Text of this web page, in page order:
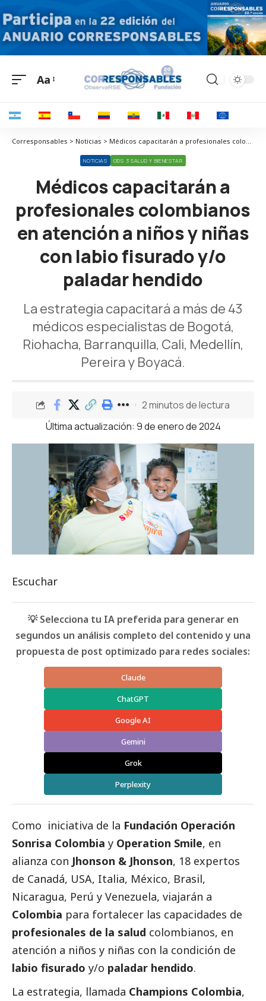
Aa
Corresponsables > Noticias > Médicos capacitarán a profesionales colombianos en atención a niños y niñas con labio fisurado y/o paladar hendido
NOTICIAS ODS 3 SALUD Y BIENESTAR
Médicos capacitarán a
profesionales colombianos
en atención a niños y niñas
con labio fisurado y/o
paladar hendido
La estrategia capacitará a más de 43
médicos especialistas de Bogotá,
Riohacha, Barranquilla, Cali, Medellín,
Pereira y Boyacá.
Última actualización: 9 de enero de 2024
2 minutos de lectura
Escuchar
💡 Selecciona tu IA preferida para generar en
segundos un análisis completo del contenido y una
propuesta de post optimizado para redes sociales:
Claude
ChatGPT
Google AI
Gemini
Grok
Perplexity
Como iniciativa de la Fundación Operación
Sonrisa Colombia y Operation Smile, en
alianza con Jhonson & Jhonson, 18 expertos
de Canadá, USA, Italia, México, Brasil,
Nicaragua, Perú y Venezuela, viajarán a
Colombia para fortalecer las capacidades de
profesionales de la salud colombianos, en
atención a niños y niñas con la condición de
labio fisurado y/o paladar hendido.
La estrategia, llamada Champions Colombia,